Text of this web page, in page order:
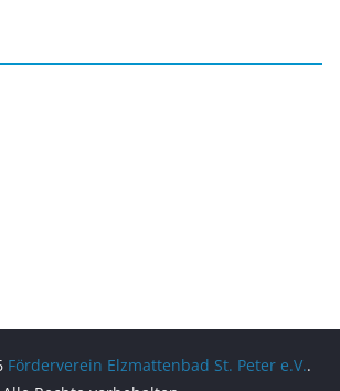
Förderverein Elzmattenbad St. Peter e.V..